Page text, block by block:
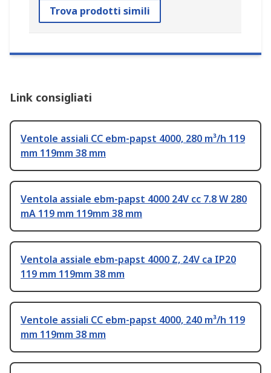
Trova prodotti simili
Link consigliati
Ventole assiali CC ebm-papst 4000, 280 m³/h 119
mm 119mm 38 mm
Ventola assiale ebm-papst 4000 24V cc 7.8 W 280
mA 119 mm 119mm 38 mm
Ventola assiale ebm-papst 4000 Z, 24V ca IP20
119 mm 119mm 38 mm
Ventole assiali CC ebm-papst 4000, 240 m³/h 119
mm 119mm 38 mm